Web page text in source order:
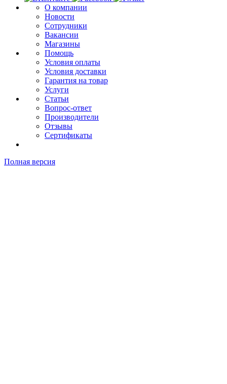
О компании
Новости
Сотрудники
Вакансии
Магазины
Помощь
Условия оплаты
Условия доставки
Гарантия на товар
Услуги
Статьи
Вопрос-ответ
Производители
Отзывы
Сертификаты
Полная версия